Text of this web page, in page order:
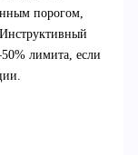
порогом,
лимита, если